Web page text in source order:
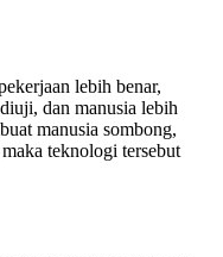
lebih benar,
dan manusia lebih
manusia sombong,
teknologi tersebut